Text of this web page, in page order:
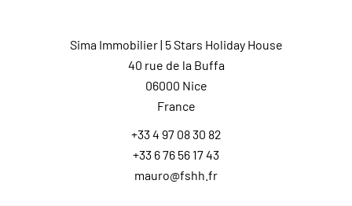
Sima Immobilier | 5 Stars Holiday House
40 rue de la Buffa
06000 Nice
France
+33 4 97 08 30 82
+33 6 76 56 17 43
mauro@fshh.fr